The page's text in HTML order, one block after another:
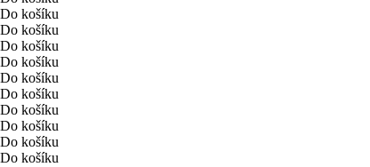
Do košíku
Do košíku
Do košíku
Do košíku
Do košíku
Do košíku
Do košíku
Do košíku
Do košíku
Do košíku